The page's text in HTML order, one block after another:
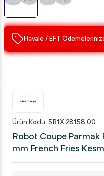
Havale / EFT
Ürün Kodu: 5R1X.28158.00
Robot Coupe Parmak
mm French Fries